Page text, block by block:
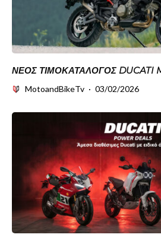
ΝΈΟΣ ΤΙΜΟΚΑΤΆΛΟΓΟΣ DUCATI
MotoandBikeTv · 03/02/2026